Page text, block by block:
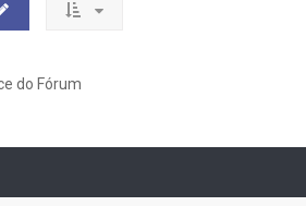
do Fórum